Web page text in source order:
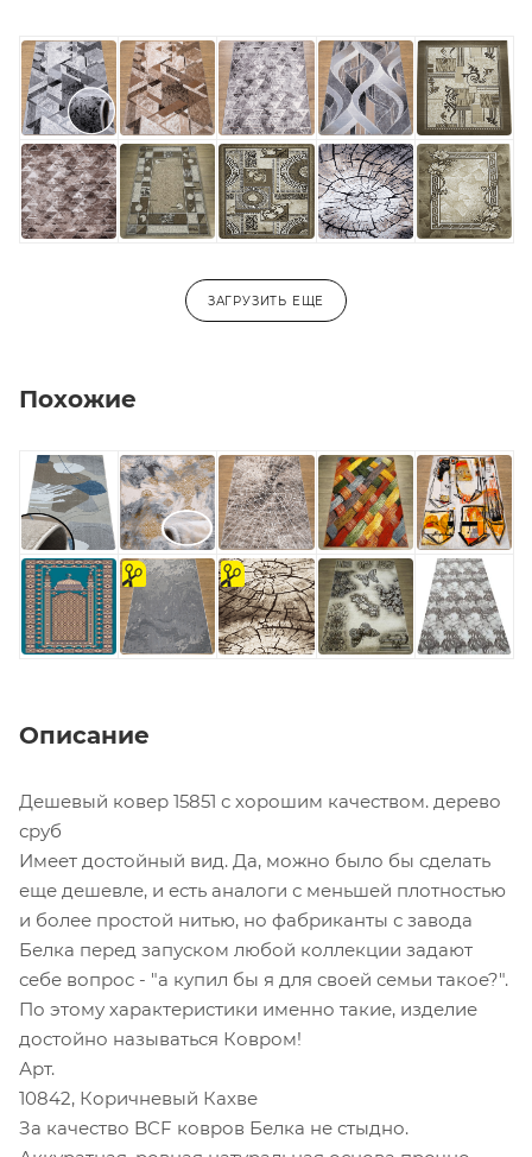
ЗАГРУЗИТЬ ЕЩЕ
Похожие
на
отрез
на
отрез
Описание
Дешевый ковер 15851 с хорошим качеством. дерево
сруб
Имеет достойный вид. Да, можно было бы сделать
еще дешевле, и есть аналоги с меньшей плотностью
и более простой нитью, но фабриканты с завода
Белка перед запуском любой коллекции задают
себе вопрос - "а купил бы я для своей семьи такое?".
По этому характеристики именно такие, изделие
достойно называться Ковром!
Арт.
10842, Коричневый Кахве
За качество BCF ковров Белка не стыдно.